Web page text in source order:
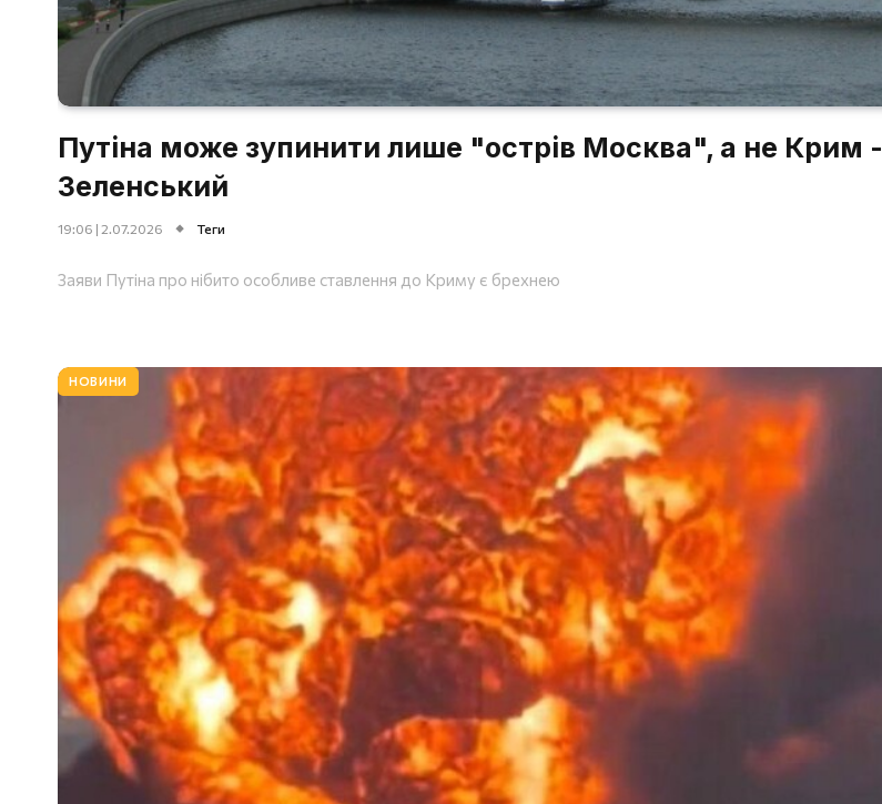
Путіна може зупинити лише "острів Москва", а не Крим -
Зеленський
19:06 | 2.07.2026 Теги
Заяви Путіна про нібито особливе ставлення до Криму є брехнею
НОВИНИ